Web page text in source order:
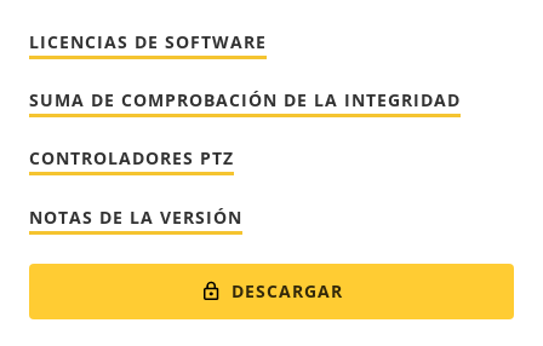
LICENCIAS DE SOFTWARE
SUMA DE COMPROBACIÓN DE LA INTEGRIDAD
CONTROLADORES PTZ
NOTAS DE LA VERSIÓN
DESCARGAR